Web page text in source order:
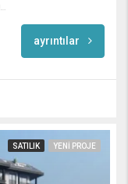
Avsallar, Alanya, Antalya, Akdeniz Bölgesi, 07407, Türkiye
ayrıntılar
SATILIK YENI PROJE